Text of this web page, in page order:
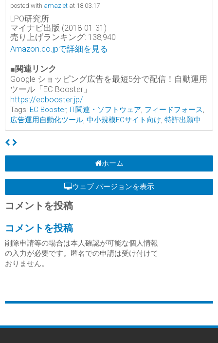
posted with amazlet at 18.03.17
LPO研究所
マイナビ出版 (2018-01-31)
売り上げランキング: 138,940
Amazon.co.jpで詳細を見る
■関連リンク
Google ショッピング広告を最短5分で配信！自動運用
ツール「EC Booster」
https://ecbooster.jp/
Tags: EC Booster, IT関連・ソフトウェア フィードフォース
広告運用自動化ツール 中小規模ECサイト向け 特許出願中
ホーム
ウェブ バージョンを表示
コメントを投稿
コメントを投稿
削除申請等の場合は本人確認が可能な個人情報
の入力が必要です。匿名での申請は受け付けて
おりません。